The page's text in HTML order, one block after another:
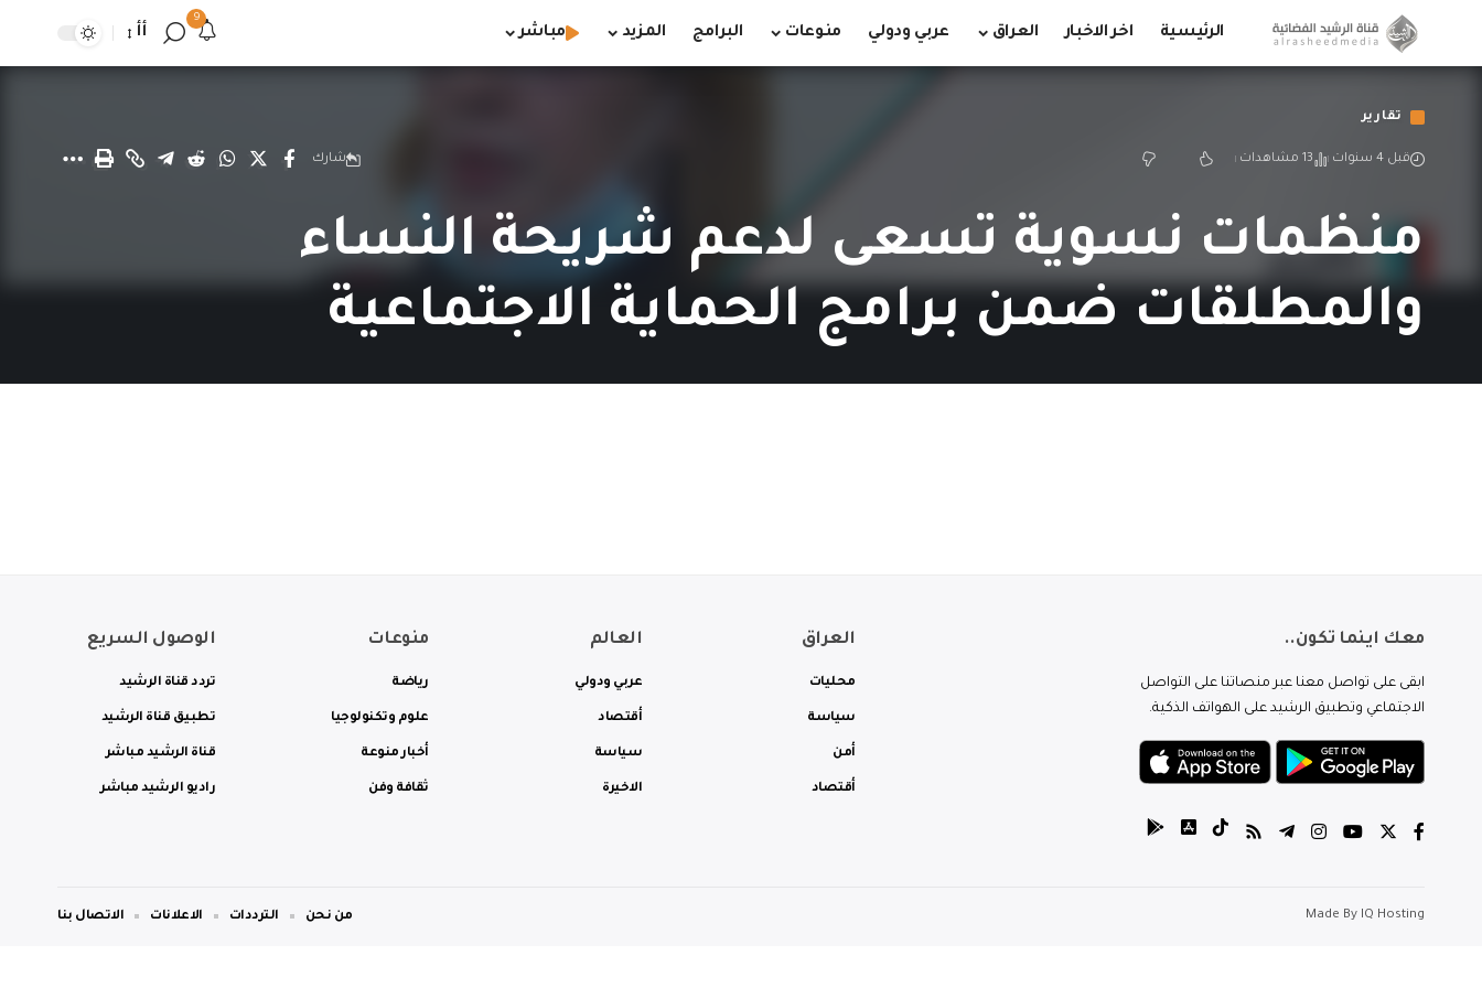
الرئيسية اخر الاخبار العراق عربي ودولي منوعات البرامج المزيد مباشر
9
أأ
تقارير
قبل 4 سنوات 13 مشاهدات شارك
منظمات نسوية تسعى لدعم شريحة النساء
والمطلقات ضمن برامج الحماية الاجتماعية
معك اينما تكون..
ابقى على تواصل معنا عبر منصاتنا على التواصل
الاجتماعي وتطبيق الرشيد على الهواتف الذكية.
العراق
محليات
سياسة
أمن
أقتصاد
العالم
عربي ودولي
أقتصاد
سياسة
الاخيرة
منوعات
رياضة
علوم وتكنولوجيا
أخبار منوعة
ثقافة وفن
الوصول السريع
تردد قناة الرشيد
تطبيق قناة الرشيد
قناة الرشيد مباشر
راديو الرشيد مباشر
Made By IQ Hosting من نحن الترددات الاعلانات الاتصال بنا